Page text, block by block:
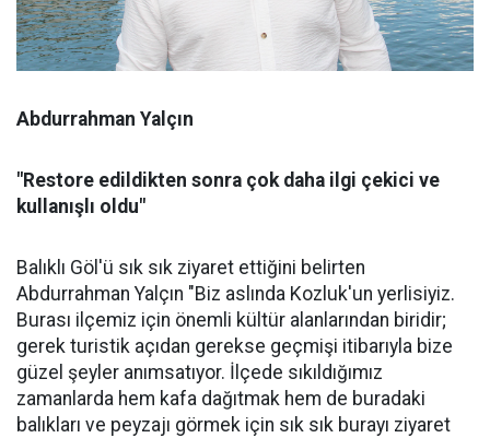
Abdurrahman Yalçın
"Restore edildikten sonra çok daha ilgi çekici ve
kullanışlı oldu"
Balıklı Göl'ü sık sık ziyaret ettiğini belirten
Abdurrahman Yalçın "Biz aslında Kozluk'un yerlisiyiz.
Burası ilçemiz için önemli kültür alanlarından biridir;
gerek turistik açıdan gerekse geçmişi itibarıyla bize
güzel şeyler anımsatıyor. İlçede sıkıldığımız
zamanlarda hem kafa dağıtmak hem de buradaki
balıkları ve peyzajı görmek için sık sık burayı ziyaret